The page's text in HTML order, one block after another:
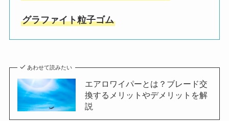
グラファイト粒子ゴム
あわせて読みたい
エアロワイパーとは？ブレード交
換するメリットやデメリットを解
説